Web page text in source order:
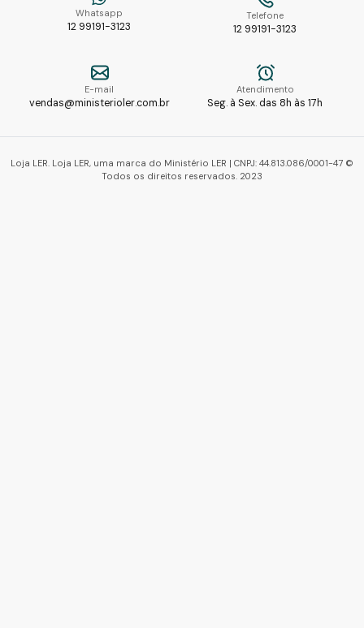
Whatsapp
12 99191-3123
Telefone
12 99191-3123
E-mail
vendas@ministerioler.com.br
Atendimento
Seg. à Sex. das 8h às 17h
Loja LER. Loja LER, uma marca do Ministério LER | CNPJ: 44.813.086/0001-47 ©
Todos os direitos reservados. 2023